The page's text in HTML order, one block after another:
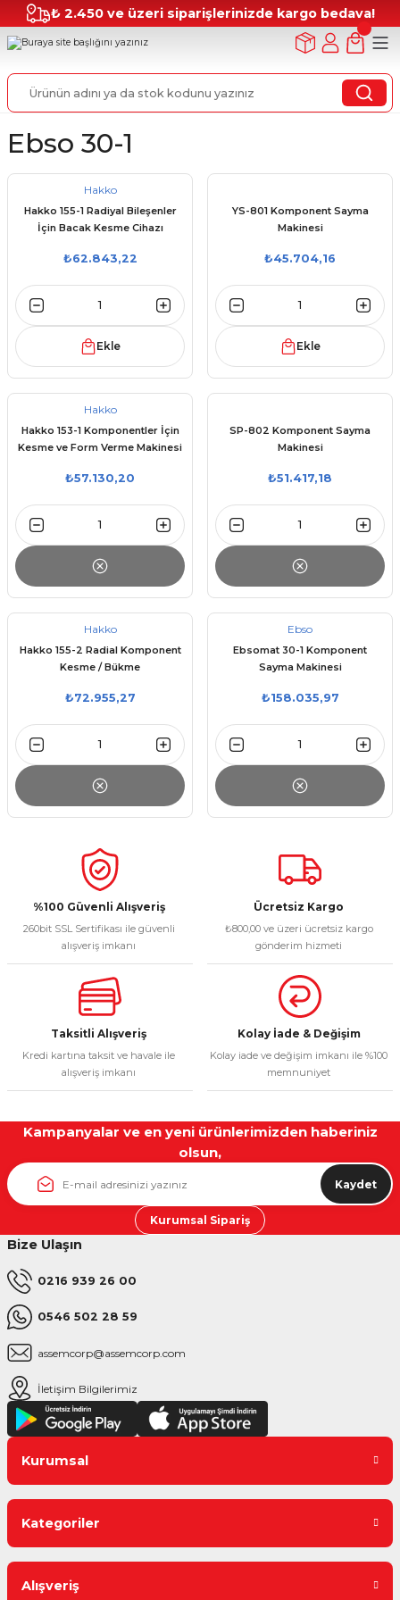
₺ 2.450 ve üzeri siparişlerinizde kargo bedava!
Ebso 30-1
Hakko
Hakko 155-1 Radiyal Bileşenler
İçin Bacak Kesme Cihazı
₺62.843,22
Ekle
YS-801 Komponent Sayma
Makinesi
₺45.704,16
Ekle
Hakko
Hakko 153-1 Komponentler İçin
Kesme ve Form Verme Makinesi
₺57.130,20
SP-802 Komponent Sayma
Makinesi
₺51.417,18
Hakko
Hakko 155-2 Radial Komponent
Kesme / Bükme
₺72.955,27
Ebso
Ebsomat 30-1 Komponent
Sayma Makinesi
₺158.035,97
%100 Güvenli Alışveriş
260bit SSL Sertifikası ile güvenli
alışveriş imkanı
Ücretsiz Kargo
₺800,00 ve üzeri ücretsiz kargo
gönderim hizmeti
Taksitli Alışveriş
Kredi kartına taksit ve havale ile
alışveriş imkanı
Kolay İade & Değişim
Kolay iade ve değişim imkanı ile %100
memnuniyet
Kampanyalar ve en yeni ürünlerimizden haberiniz
olsun,
Kaydet
Kurumsal Sipariş
Bize Ulaşın
0216 939 26 00
0546 502 28 59
assemcorp@assemcorp.com
İletişim Bilgilerimiz
Kurumsal
Kategoriler
Alışveriş